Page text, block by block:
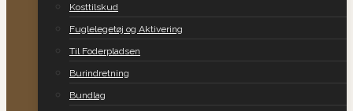
Kosttilskud
Fuglelegetøj og Aktivering
Til Foderpladsen
Burindretning
Bundlag